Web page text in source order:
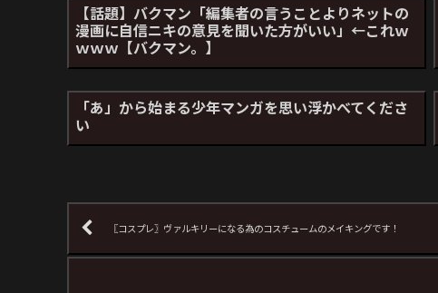
【話題】バクマン「編集者の言うことよりネットの
漫画に自信ニキの意見を聞いた方がいい」←これｗ
ｗｗｗ【バクマン。】
「あ」から始まる少年マンガを思い浮かべてくださ
い
〖コスプレ〗ヴァルキリーになる為のコスチュームのメイキングです！